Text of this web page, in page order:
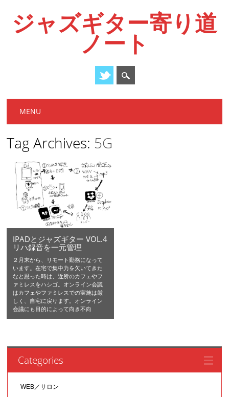
ジャズギター寄り道
ノート
Main menu
MENU
Tag Archives: 5G
IPADとジャズギター VOL.4
リハ録音を一元管理
２月末から、リモート勤務になって
います。在宅で集中力を欠いてきた
なと思った時は、近所のカフェやフ
ァミレスをハシゴ。オンライン会議
はカフェやファミレスでの実施は厳
しく、自宅に戻ります。オンライン
会議にも目的によって向き不向
Categories
WEB／サロン